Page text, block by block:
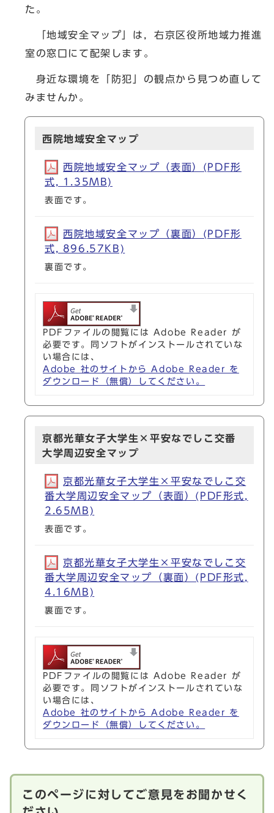
た。
「地域安全マップ」は，右京区役所地域力推進
室の窓口にて配架します。
身近な環境を「防犯」の観点から見つめ直して
みませんか。
西院地域安全マップ
西院地域安全マップ（表面）(PDF形
式, 1.35MB)
表面です。
西院地域安全マップ（裏面）(PDF形
式, 896.57KB)
裏面です。
PDFファイルの閲覧には Adobe Reader が
必要です。同ソフトがインストールされていな
い場合には、
Adobe 社のサイトから Adobe Reader を
ダウンロード（無償）してください。
京都光華女子大学生×平安なでしこ交番
大学周辺安全マップ
京都光華女子大学生×平安なでしこ交
番大学周辺安全マップ（表面）(PDF形式,
2.65MB)
表面です。
京都光華女子大学生×平安なでしこ交
番大学周辺安全マップ（裏面）(PDF形式,
4.16MB)
裏面です。
PDFファイルの閲覧には Adobe Reader が
必要です。同ソフトがインストールされていな
い場合には、
Adobe 社のサイトから Adobe Reader を
ダウンロード（無償）してください。
このページに対してご意見をお聞かせく